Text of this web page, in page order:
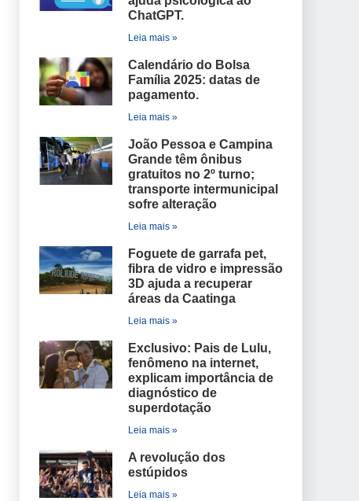
ChatGPT.
Leia mais »
Calendário do Bolsa
Família 2025: datas de
pagamento.
Leia mais »
João Pessoa e Campina
Grande têm ônibus
gratuitos no 2º turno;
transporte intermunicipal
sofre alteração
Leia mais »
Foguete de garrafa pet,
fibra de vidro e impressão
3D ajuda a recuperar
áreas da Caatinga
Leia mais »
Exclusivo: Pais de Lulu,
fenômeno na internet,
explicam importância de
diagnóstico de
superdotação
Leia mais »
A revolução dos
estúpidos
Leia mais »